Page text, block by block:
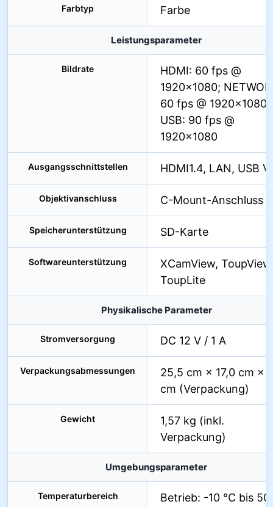
Farbtyp Farbe
Leistungsparameter
Bildrate
HDMI: 60 fps @
1920×1080;
60 fps @ 1920×1080;
USB: 90 fps @
1920×1080
Ausgangsschnittstellen HDMI1.4, LAN, USB
Objektivanschluss C-Mount-Anschluss
Speicherunterstützung SD-Karte
Softwareunterstützung
XCamView,
ToupLite
Physikalische Parameter
Stromversorgung DC 12 V / 1 A
Verpackungsabmessungen
25,5 cm × 17,0 cm ×
cm (Verpackung)
Gewicht
1,57 kg (inkl.
Verpackung)
Umgebungsparameter
Temperaturbereich
Betrieb: -10 °C bis 50